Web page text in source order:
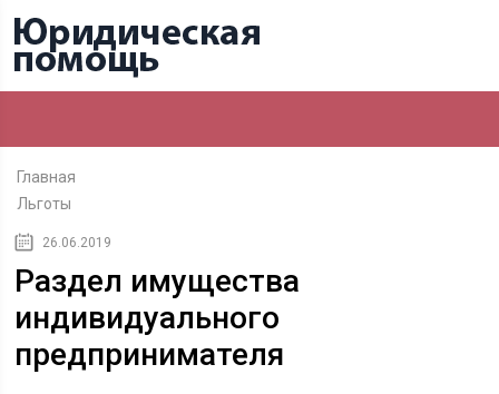
Главная
Льготы
26.06.2019
Раздел имущества
индивидуального
предпринимателя